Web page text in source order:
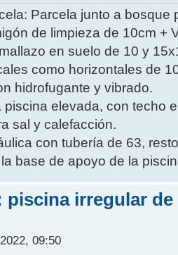
Parcela junto a bosque
de limpieza de 10cm +
en suelo de 10 y
como horizontales de
hidrofugante y vibrado.
piscina elevada, con techo
sal y calefacción.
con tubería de 63,
base de apoyo de la
piscina irregular
09:50